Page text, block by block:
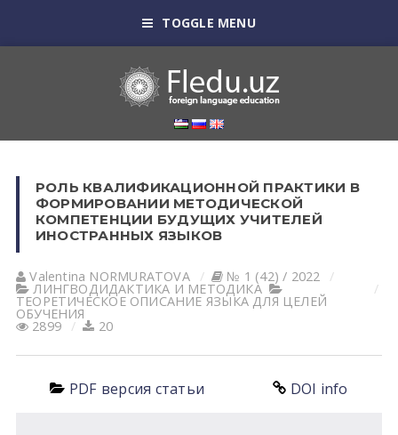
TOGGLE MENU
РОЛЬ КВАЛИФИКАЦИОННОЙ ПРАКТИКИ В
ФОРМИРОВАНИИ МЕТОДИЧЕСКОЙ
КОМПЕТЕНЦИИ БУДУЩИХ УЧИТЕЛЕЙ
ИНОСТРАННЫХ ЯЗЫКОВ
Valentina NORMURАTOVА № 1 (42) / 2022
ЛИНГВОДИДАКТИКА И МЕТОДИКА
ТЕОРЕТИЧЕСКОЕ ОПИСАНИЕ ЯЗЫКА ДЛЯ ЦЕЛЕЙ
ОБУЧЕНИЯ
2899 20
PDF версия статьи DOI info